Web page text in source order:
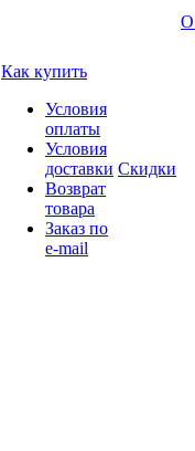
Как купить
Условия
оплаты
Условия
доставки
Возврат
товара
Заказ по
e-mail
Скидки
О